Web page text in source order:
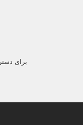
برای